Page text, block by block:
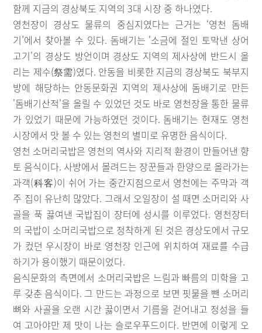
함께 지금의 경상북도 지역의 3대 시장 중 하나였다.
영천장이 경상도 물류의 중심지였다는 근거는 ‘영천 돔배
기’에서 찾아볼 수 있다. 돔배기는 '소금에 절인 토막낸 상어
고기'의 경상도 방언이며 경상도 지역의 제사상에 반드시 올
리는 제수(祭需)였다. 안동을 비롯한 지금의 경상북도 북부지
방에 해당하는 안동문화권 지역의 제사상에 돔배기로 만든
'돔배기산적'을 올릴 수 있었던 것도 바로 영천장을 통한 물류
가 있었기 때문에 가능하였던 것이다. 돔배기는 현재도 영천
시장에서 맛 볼 수 있는 영천의 별미로 유명한 음식이다.
영천 소머리국밥은 영천의 역사와 지리적 환경이 만들어낸 향
토 음식이다. 사방에서 몰려드는 장꾼들과 한양으로 올라가는
과객(科客)이 쉬어 가는 중간지점으로서 영천에는 주막과 객
주 집이 유난히 많았다. 그래서 오일장이 설 때면 소머리와 사
골을 푹 끓여낸 국밥집이 장터에 성시를 이루었다. 영천장터
의 국밥이 소머리국밥으로 정착하게 된 것은 경상도에서 규모
가 컸던 우시장이 바로 영천장 인근에 위치하여 재료를 수급
하기가 용이했기 때문이었다.
음식문화의 측면에서 소머리국밥은 느림과 빠름의 미학을 고
루 갖춘 음식이다. 그 만드는 과정으로 보면 핏물을 뺀 소머리
뼈와 사골을 오랜 시간 끓이면서 기름을 걷어내고 정성을 들
여 고아야만 제 맛이 나는 슬로우푸드이다. 반면에 이렇게 오